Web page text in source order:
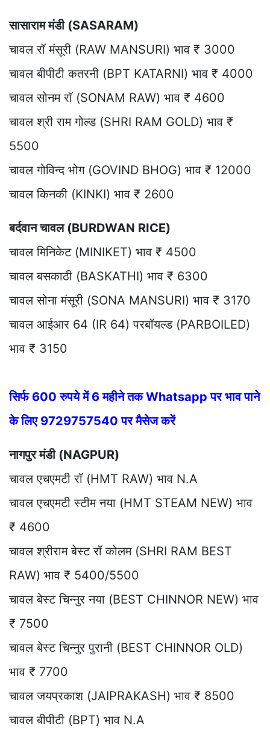
सासाराम मंडी (SASARAM)
चावल रॉ मंसूरी (RAW MANSURI) भाव ₹ 3000
चावल बीपीटी कतरनी (BPT KATARNI) भाव ₹ 4000
चावल सोनम रॉ (SONAM RAW) भाव ₹ 4600
चावल श्री राम गोल्ड (SHRI RAM GOLD) भाव ₹
5500
चावल गोविन्द भोग (GOVIND BHOG) भाव ₹ 12000
चावल किनकी (KINKI) भाव ₹ 2600
बर्दवान चावल (BURDWAN RICE)
चावल मिनिकेट (MINIKET) भाव ₹ 4500
चावल बसकाठी (BASKATHI) भाव ₹ 6300
चावल सोना मंसूरी (SONA MANSURI) भाव ₹ 3170
चावल आईआर 64 (IR 64) परबॉयल्ड (PARBOILED)
भाव ₹ 3150
सिर्फ 600 रुपये में 6 महीने तक Whatsapp पर भाव पाने
के लिए 9729757540 पर मैसेज करें
नागपुर मंडी (NAGPUR)
चावल एचएमटी रॉ (HMT RAW) भाव N.A
चावल एचएमटी स्टीम नया (HMT STEAM NEW) भाव
₹ 4600
चावल श्रीराम बेस्ट रॉ कोलम (SHRI RAM BEST
RAW) भाव ₹ 5400/5500
चावल बेस्ट चिन्नुर नया (BEST CHINNOR NEW) भाव
₹ 7500
चावल बेस्ट चिन्नुर पुरानी (BEST CHINNOR OLD)
भाव ₹ 7700
चावल जयप्रकाश (JAIPRAKASH) भाव ₹ 8500
चावल बीपीटी (BPT) भाव N.A